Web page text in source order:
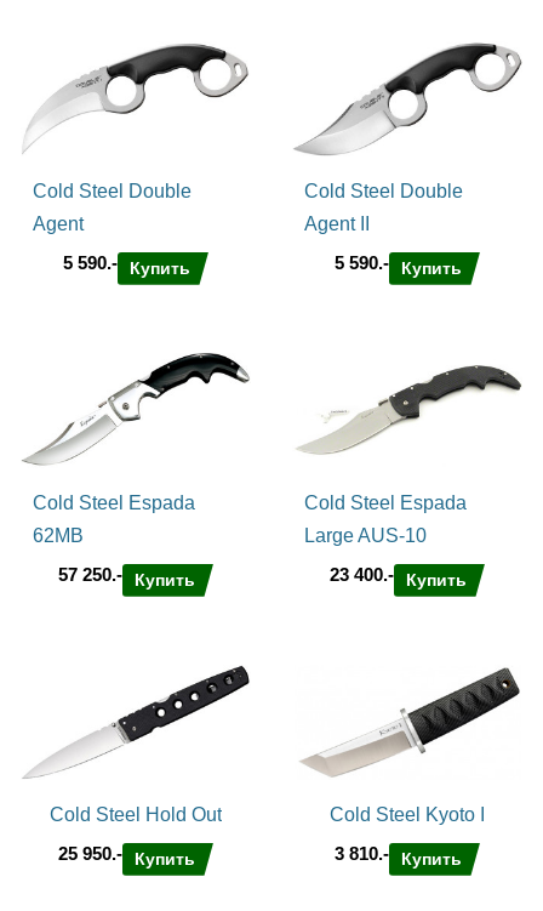
Cold Steel Double
Agent
5 590.-
Купить
Cold Steel Double
Agent II
5 590.-
Купить
Cold Steel Espada
62MB
57 250.-
Купить
Cold Steel Espada
Large AUS-10
23 400.-
Купить
Cold Steel Hold Out
25 950.-
Купить
Cold Steel Kyoto I
3 810.-
Купить